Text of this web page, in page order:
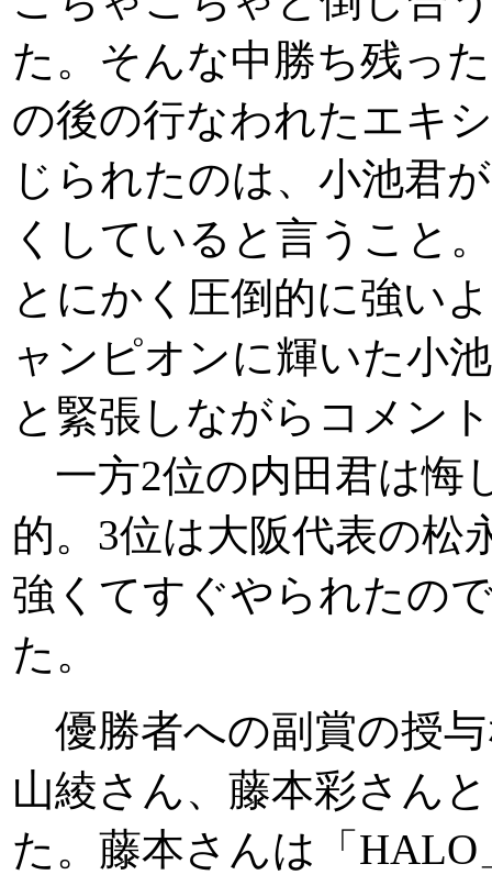
た。そんな中勝ち残っ
の後の行なわれたエキ
じられたのは、小池君
くしていると言うこと
とにかく圧倒的に強い
ャンピオンに輝いた小
と緊張しながらコメン
一方2位の内田君は悔
的。3位は大阪代表の松
強くてすぐやられたの
た。
優勝者への副賞の授
山綾さん、藤本彩さん
た。藤本さんは「